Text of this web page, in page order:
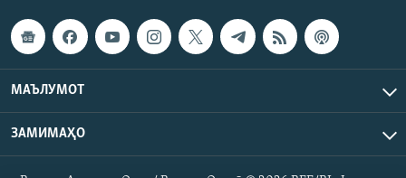
МАЪЛУМОТ
ЗАМИМАҲО